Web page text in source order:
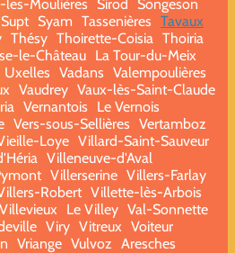
les-Moulières Sirod
Songeson
Supt Syam Tassenières Tavaux
Thésy Thoirette-Coisia Thoiria
le-Château
La Tour-du-Meix
Uxelles Vadans Valempoulières
Vaudrey Vaux-lès-Saint-Claude
Vernantois
Le Vernois
Vers-sous-Sellières Vertamboz
Loye Villard-Saint-Sauveur
Villeneuve-d'Aval
Villerserine Villers-Farlay
Robert Villette-lès-Arbois
Villevieux Le Villey Val-Sonnette
Viry Vitreux Voiteur
Vriange Vulvoz Aresches